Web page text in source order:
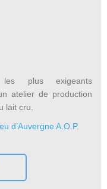
plus exigeants
atelier de production
lait cru.
d’Auvergne A.O.P.